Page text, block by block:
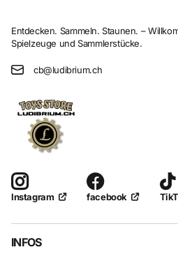
Entdecken. Sammeln. Staunen. –
Spielzeuge und Sammlerstücke.
cb@ludibrium.ch
Instagram facebook
INFOS